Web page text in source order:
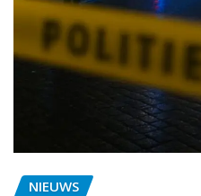
NIEUWS